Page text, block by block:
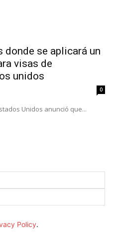
donde se aplicará un
visas de
unidos
0
Unidos anunció que...
Policy.